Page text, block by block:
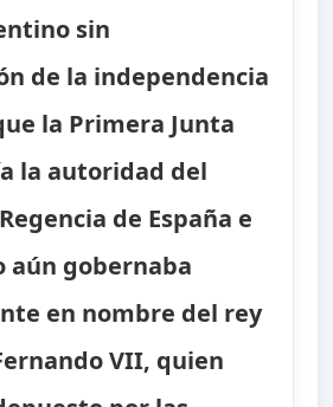
sin
de la independencia
la Primera Junta
la autoridad del
de España e
aún gobernaba
en nombre del rey
VII, quien